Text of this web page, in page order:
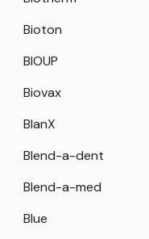
Bioton
BIOUP
Biovax
BlanX
Blend-a-dent
Blend-a-med
Blue